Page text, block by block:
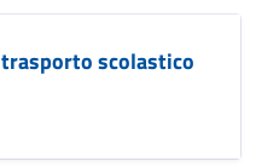
scolastico